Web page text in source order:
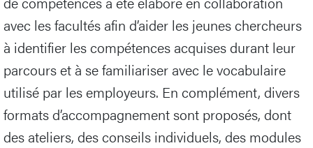
avec les facultés afin d’aider les jeunes chercheurs
à identifier les compétences acquises durant leur
parcours et à se familiariser avec le vocabulaire
utilisé par les employeurs. En complément, divers
formats d’accompagnement sont proposés, dont
des ateliers, des conseils individuels, des modules